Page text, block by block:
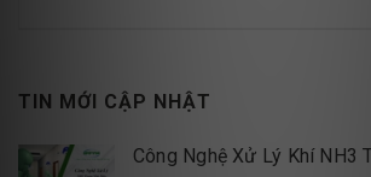
TIN MỚI CẬP NHẬT
Công Nghệ Xử Lý Khí NH3